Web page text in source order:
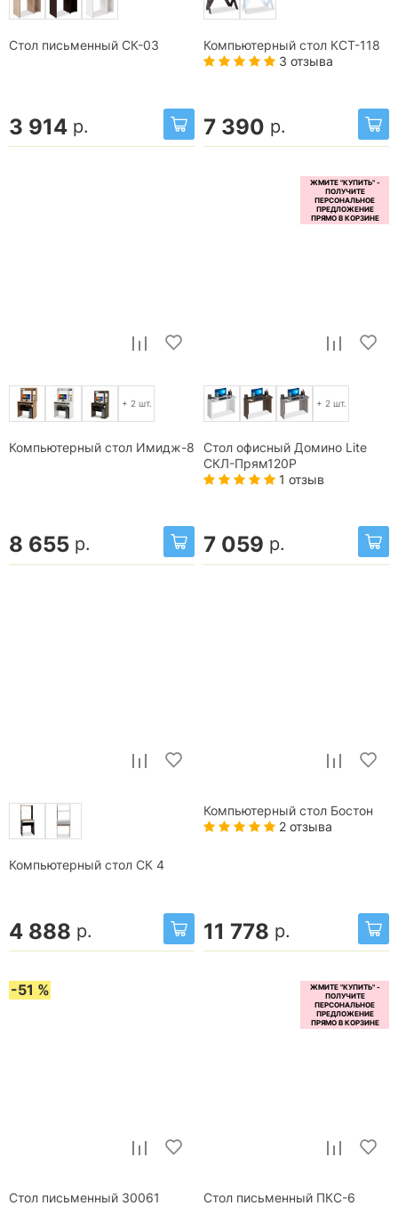
Стол письменный СК-03
3 914 р.
Компьютерный стол КСТ-118
3 отзыва
7 390 р.
+ 2 шт.
Компьютерный стол Имидж-8
8 655 р.
+ 2 шт.
Стол офисный Домино Lite
СКЛ-Прям120Р
1 отзыв
7 059 р.
Компьютерный стол СК 4
4 888 р.
Компьютерный стол Бостон
2 отзыва
11 778 р.
-51 %
Стол письменный 30061 Стол письменный ПКС-6